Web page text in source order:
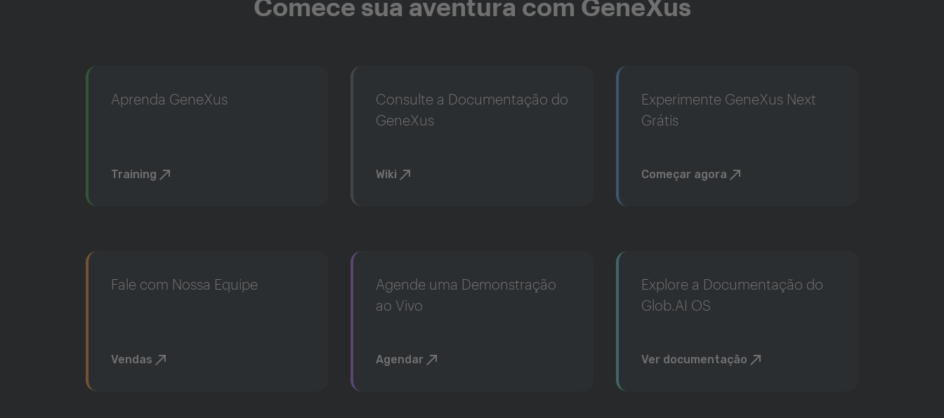
Comece sua aventura com GeneXus
Aprenda GeneXus
Training
Consulte a Documentação do
GeneXus
Wiki
Experimente GeneXus Next
Grátis
Começar agora
Fale com Nossa Equipe
Vendas
Agende uma Demonstração
ao Vivo
Agendar
Explore a Documentação do
Glob.AI OS
Ver documentação